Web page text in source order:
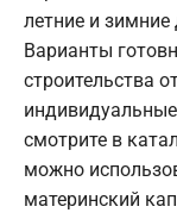
летние и
Варианты
строительства
смотрите в
можно
материнский